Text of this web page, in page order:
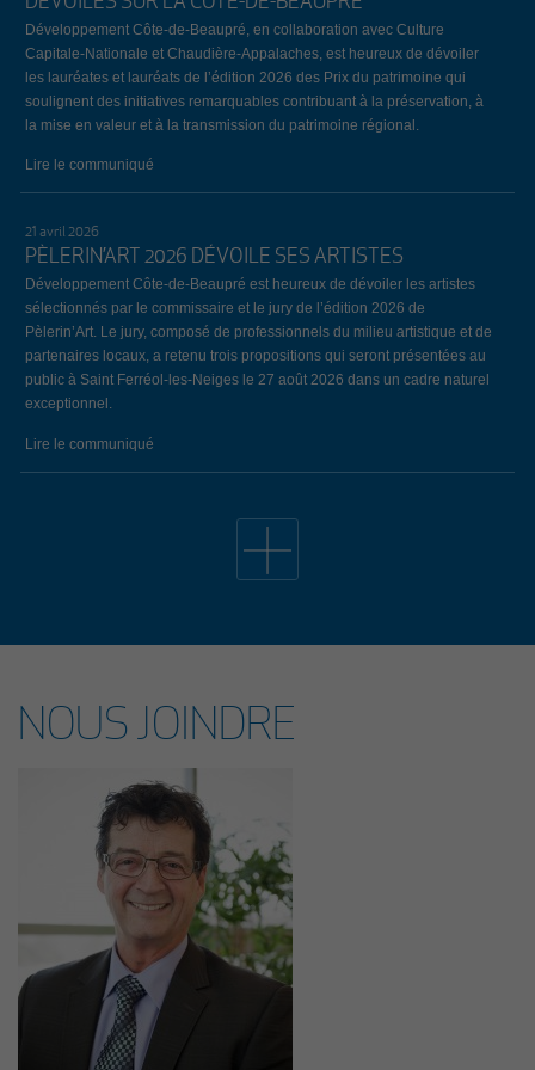
Développement Côte-de-Beaupré, en collaboration avec Culture
Capitale-Nationale et Chaudière-Appalaches, est heureux de dévoiler
les lauréates et lauréats de l’édition 2026 des Prix du patrimoine qui
soulignent des initiatives remarquables contribuant à la préservation, à
la mise en valeur et à la transmission du patrimoine régional.
Lire le communiqué
21 avril 2026
PÈLERIN’ART 2026 DÉVOILE SES ARTISTES
Développement Côte-de-Beaupré est heureux de dévoiler les artistes
sélectionnés par le commissaire et le jury de l’édition 2026 de
Pèlerin’Art. Le jury, composé de professionnels du milieu artistique et de
partenaires locaux, a retenu trois propositions qui seront présentées au
public à Saint Ferréol-les-Neiges le 27 août 2026 dans un cadre naturel
exceptionnel.
Lire le communiqué
34E ÉDITION DE L’ÉVÈNEMENT EMPLOI CÔTE-DE-
première fois. Cet évènement a été rendu possible grâce à la
participation financière du gouvernement du Québec.
14 avril 2026
APPEL DE PROJETS 2025-2028 DE PAYSAGES
CAPITALE-NATIONALE: 11 INITIATIVES MISE EN
VALEUR DES PAYSAGES SUR L’ENSEMBLE DU
TERRITOIRE
Les partenaires de Paysages Capitale-Nationale (PCN) sont heureux
d’annoncer les 11 projets porteurs qui contribueront à révéler, enrichir et
protéger les paysages de la région. Qu’il s’agisse d’aménagements
paysagers, d’actions de verdissement, de création de percées visuelles,
de mise en valeur patrimoniale ou encore de démarches de
NOUS JOINDRE